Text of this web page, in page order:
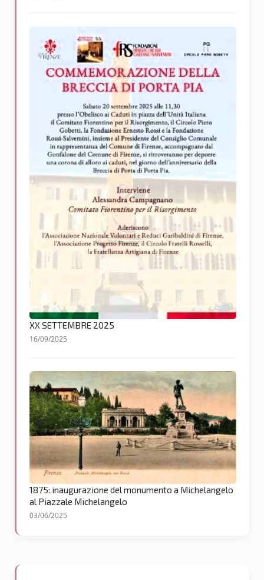
XX SETTEMBRE 2025
16/09/2025
1875: inaugurazione del monumento a Michelangelo
al Piazzale Michelangelo
03/06/2025